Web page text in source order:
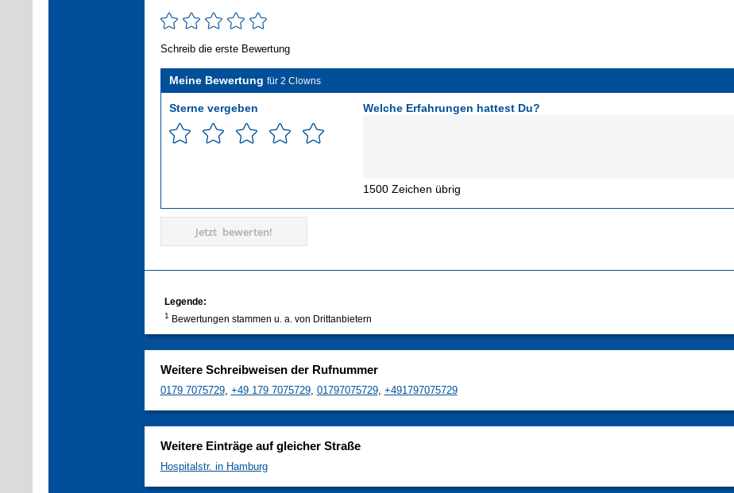
Schreib die erste Bewertung
Meine Bewertung für 2 Clowns
Sterne vergeben Welche Erfahrungen hattest Du?
1500 Zeichen übrig
Jetzt bewerten!
Legende:
1 Bewertungen stammen u. a. von Drittanbietern
Weitere Schreibweisen der Rufnummer
0179 7075729, +49 179 7075729, 01797075729, +491797075729
Weitere Einträge auf gleicher Straße
Hospitalstr. in Hamburg